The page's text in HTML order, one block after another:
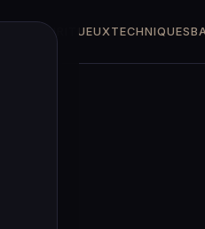
SPIRITUEUX TECHNIQUES